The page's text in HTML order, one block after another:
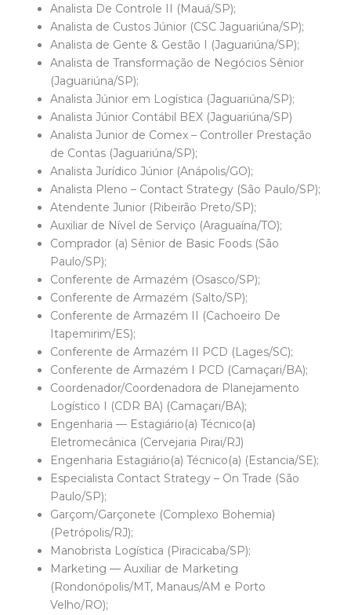
Analista De Controle II (Mauá/SP);
Analista de Custos Júnior (CSC Jaguariúna/SP);
Analista de Gente & Gestão I (Jaguariúna/SP);
Analista de Transformação de Negócios Sênior
(Jaguariúna/SP);
Analista Júnior em Logística (Jaguariúna/SP);
Analista Júnior Contábil BEX (Jaguariúna/SP)
Analista Junior de Comex – Controller Prestação
de Contas (Jaguariúna/SP);
Analista Jurídico Júnior (Anápolis/GO);
Analista Pleno – Contact Strategy (São Paulo/SP);
Atendente Junior (Ribeirão Preto/SP);
Auxiliar de Nível de Serviço (Araguaína/TO);
Comprador (a) Sênior de Basic Foods (São
Paulo/SP);
Conferente de Armazém (Osasco/SP);
Conferente de Armazém (Salto/SP);
Conferente de Armazém II (Cachoeiro De
Itapemirim/ES);
Conferente de Armazém II PCD (Lages/SC);
Conferente de Armazém I PCD (Camaçari/BA);
Coordenador/Coordenadora de Planejamento
Logístico I (CDR BA) (Camaçari/BA);
Engenharia — Estagiário(a) Técnico(a)
Eletromecânica (Cervejaria Pirai/RJ)
Engenharia Estagiário(a) Técnico(a) (Estancia/SE);
Especialista Contact Strategy – On Trade (São
Paulo/SP);
Garçom/Garçonete (Complexo Bohemia)
(Petrópolis/RJ);
Manobrista Logística (Piracicaba/SP);
Marketing — Auxiliar de Marketing
(Rondonópolis/MT, Manaus/AM e Porto
Velho/RO);